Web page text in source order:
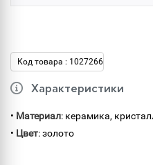
Код товара : 1027266
Характеристики
• Материал: керамика,
• Цвет: золото